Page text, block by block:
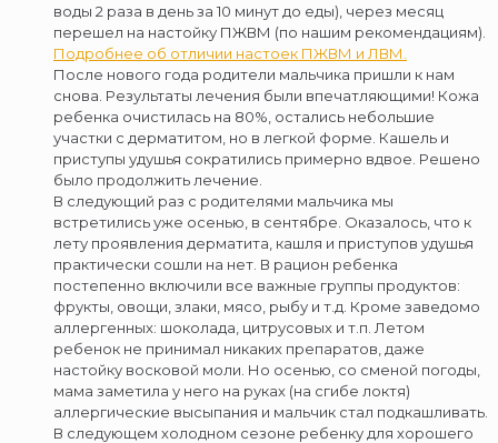
воды 2 раза в день за 10 минут до еды), через месяц
перешел на настойку ПЖВМ (по нашим рекомендациям).
Подробнее об отличии настоек ПЖВМ и ЛВМ.
После нового года родители мальчика пришли к нам
снова. Результаты лечения были впечатляющими! Кожа
ребенка очистилась на 80%, остались небольшие
участки с дерматитом, но в легкой форме. Кашель и
приступы удушья сократились примерно вдвое. Решено
было продолжить лечение.
В следующий раз с родителями мальчика мы
встретились уже осенью, в сентябре. Оказалось, что к
лету проявления дерматита, кашля и приступов удушья
практически сошли на нет. В рацион ребенка
постепенно включили все важные группы продуктов:
фрукты, овощи, злаки, мясо, рыбу и т.д. Кроме заведомо
аллергенных: шоколада, цитрусовых и т.п. Летом
ребенок не принимал никаких препаратов, даже
настойку восковой моли. Но осенью, со сменой погоды,
мама заметила у него на руках (на сгибе локтя)
аллергические высыпания и мальчик стал подкашливать.
В следующем холодном сезоне ребенку для хорошего